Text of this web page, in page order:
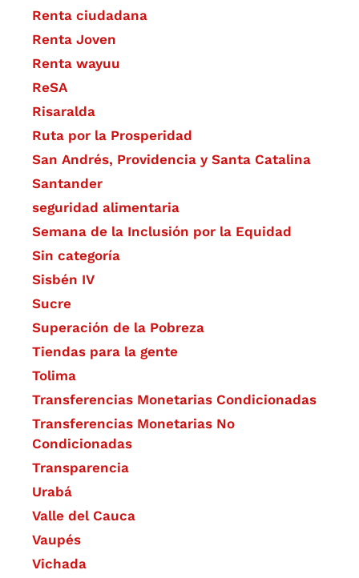
Renta ciudadana
Renta Joven
Renta wayuu
ReSA
Risaralda
Ruta por la Prosperidad
San Andrés, Providencia y Santa Catalina
Santander
seguridad alimentaria
Semana de la Inclusión por la Equidad
Sin categoría
Sisbén IV
Sucre
Superación de la Pobreza
Tiendas para la gente
Tolima
Transferencias Monetarias Condicionadas
Transferencias Monetarias No
Condicionadas
Transparencia
Urabá
Valle del Cauca
Vaupés
Vichada